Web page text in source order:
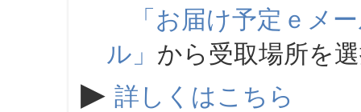
「お届け予定ｅメ
ル」 から受取場所を
▶ 詳しくはこちら